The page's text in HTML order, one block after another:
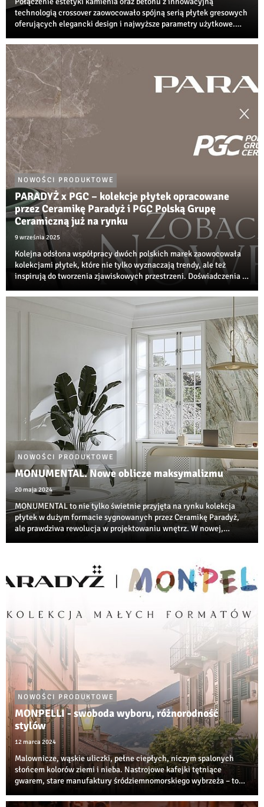
technologią crossover zaowocowało spójną serią płytek gresowych
oferujących elegancki design i najwyższe parametry użytkowe.
neutralnych przestrzeni jest już ...
NOWOŚCI PRODUKTOWE
PARADYŻ x PGC – kolekcje płytek opracowane
przez Ceramikę Paradyż i PGC Polską Grupę
Ceramiczną już na rynku
9 września 2025
Kolejna odsłona współpracy dwóch polskich marek zaowocowała
kolekcjami płytek, które nie tylko wyznaczają trendy, ale też
inspirują do tworzenia zjawiskowych przestrzeni. Doświadczenia i
Ceramicznej przyniosły proje...
NOWOŚCI PRODUKTOWE
MONUMENTAL. Nowe oblicze maksymalizmu
20 maja 2024
MONUMENTAL to nie tylko świetnie przyjęta na rynku kolekcja
płytek w dużym formacie sygnowanych przez Ceramikę Paradyż,
ale prawdziwa rewolucja w projektowaniu wnętrz. W nowej,
NOWOŚCI PRODUKTOWE
MONPELLI - swoboda wyboru, różnorodność
stylów
12 marca 2024
Malownicze, wąskie uliczki, pełne ciepłych, niczym spalonych
słońcem kolorów ziemi i nieba. Nastrojowe kafejki tętniące
gwarem, stare manufaktury śródziemnomorskiego wybrzeża – to
wnętrza w stylu MONPELLI.